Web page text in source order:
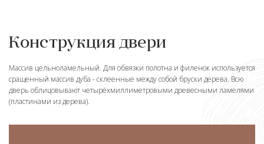
Конструкция двери
Массив цельноламельный. Для обвязки полотна и филенок используется
сращенный массив дуба - склеенные между собой бруски дерева. Всю
дверь облицовывают четырёхмиллиметровыми древесными ламелями
(пластинами из дерева).